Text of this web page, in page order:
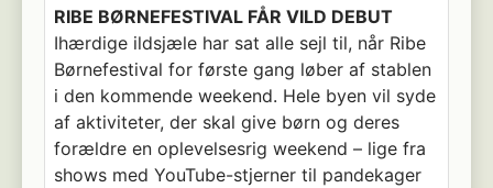
RIBE BØRNEFESTIVAL FÅR VILD DEBUT
Ihærdige ildsjæle har sat alle sejl til, når Ribe
Børnefestival for første gang løber af stablen
i den kommende weekend. Hele byen vil syde
af aktiviteter, der skal give børn og deres
forældre en oplevelsesrig weekend – lige fra
shows med YouTube-stjerner til pandekager